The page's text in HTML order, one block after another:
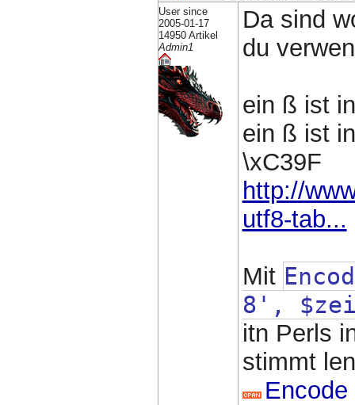
User since
2005-01-17
14950 Artikel
Admin1
Da sind
du
ein ß ist
ein ß ist
\xC39F
http://
utf8-tab...
Mit
8',
itn Perls
stimmt
Encode